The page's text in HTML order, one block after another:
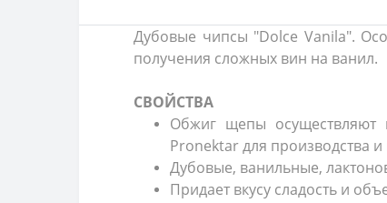
Дубовые чипсы "Dolce Vanila".
получения сложных вин на ванил.
СВОЙСТВА
Обжиг щепы осуществляют
Pronektar для производства
Дубовые, ванильные,
Придает вкусу сладость и